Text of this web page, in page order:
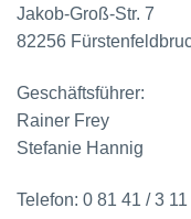
Jakob-Groß-Str. 7
82256
Geschäftsführer:
Rainer Frey
Stefanie Hannig
Telefon: 0 81 41 / 3